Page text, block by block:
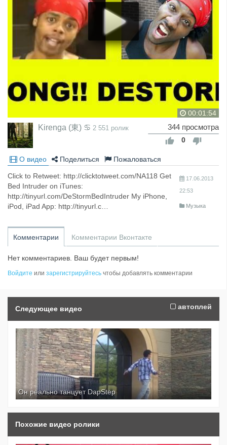
00:01:54
Kirenga (東) ♋ 2 551 ролик 344 просмотра
0
О видео Поделиться Пожаловаться
Click to Retweet: http://clicktotweet.com/NA118 Get
Bed Intruder on iTunes:
http://tinyurl.com/DeStormBedIntruder My iPhone,
iPod, iPad App: http://tinyurl.c…
17.06.2013
22:53
Музыка
Комментарии Комментарии Вконтакте
Нет комментариев. Ваш будет первым!
Войдите или зарегистрируйтесь чтобы добавлять комментарии
Следующее видео автоплей
Он реально танцует DapStep
Похожие видео ролики